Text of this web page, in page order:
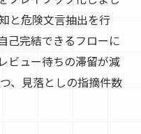
と危険文言抽出を行
己完結できるフローに
ビュー待ちの滞留が減
、見落としの指摘件数